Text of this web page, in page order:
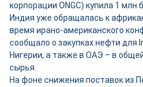
корпорации ONGC) купила 1 млн
Индия уже обращалась к
время ирано-американского
сообщало о закупках нефти для
Нигерии, а также в ОАЭ – в
сырья.
На фоне снижения поставок из